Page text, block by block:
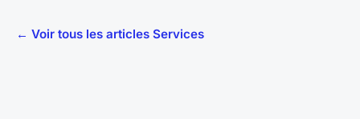
← Voir tous les articles Services